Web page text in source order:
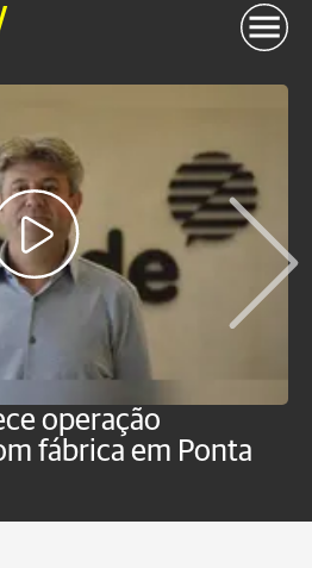
operação
fábrica em Ponta